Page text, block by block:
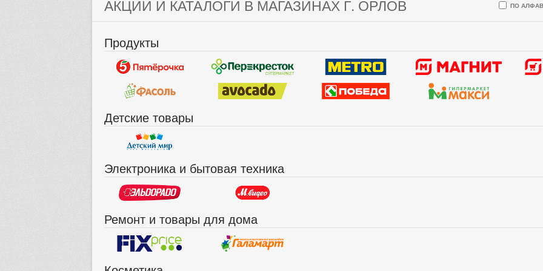
АКЦИИ И КАТАЛОГИ В МАГАЗИНАХ Г. ОРЛОВ ПО
Продукты
Детские товары
Электроника и бытовая техника
Ремонт и товары для дома